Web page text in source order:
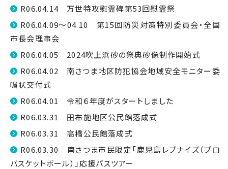
R06.04.14 万世特攻慰霊碑第53回慰霊祭
R06.04.09～04.10 第15回防災対策特別委員会・全国
市長会理事会
R06.04.05 2024吹上浜砂の祭典砂像制作開始式
R06.04.02 南さつま地区防犯協会地域安全モニター委
嘱状交付式
R06.04.01 令和６年度がスタートしました
R06.03.31 田布施地区公民館落成式
R06.03.31 高橋公民館落成式
R06.03.30 南さつま市民限定「鹿児島レブナイズ（プロ
バスケットボール）」応援バスツアー